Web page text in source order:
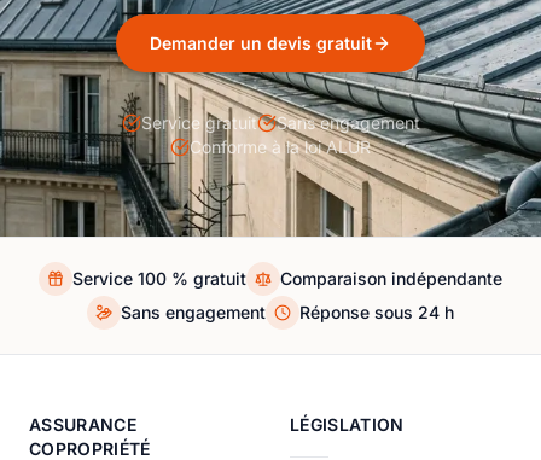
Demander un devis gratuit
Service gratuit
Sans engagement
Conforme à la loi ALUR
Service 100 % gratuit
Comparaison indépendante
Sans engagement
Réponse sous 24 h
ASSURANCE
COPROPRIÉTÉ
LÉGISLATION